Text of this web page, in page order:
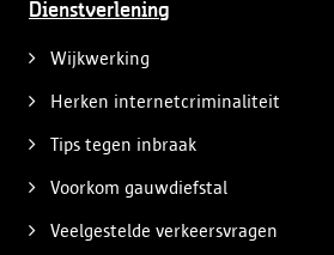
Dienstverlening
Wijkwerking
Herken internetcriminaliteit
Tips tegen inbraak
Voorkom gauwdiefstal
Veelgestelde verkeersvragen